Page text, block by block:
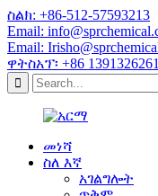
ስልክ: +86-512-57593213
Email:
Email:
ዋትስአፕ፡ +86
መነሻ
ስለ እኛ
አገልግሎት